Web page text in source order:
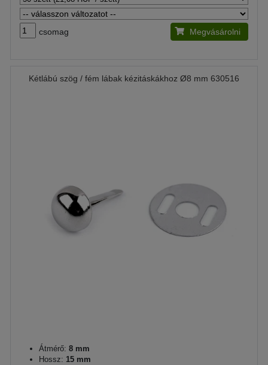
csomag Megvásárolni
Kétlábú szög / fém lábak kézitáskákhoz Ø8 mm 630516
Átmérő: 8 mm
Hossz: 15 mm